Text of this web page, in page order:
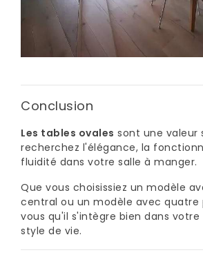
Conclusion
Les tables ovales sont une valeur
recherchez l'élégance, la
fluidité dans votre salle à manger.
Que vous choisissiez un modèle
central ou un modèle avec quatre
vous qu'il s'intègre bien dans
style de vie.